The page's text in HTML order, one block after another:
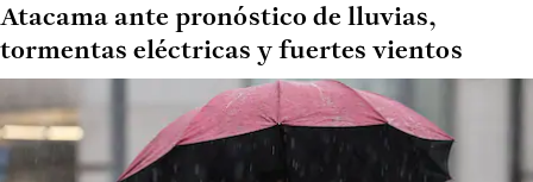
Atacama ante pronóstico de lluvias,
tormentas eléctricas y fuertes vientos